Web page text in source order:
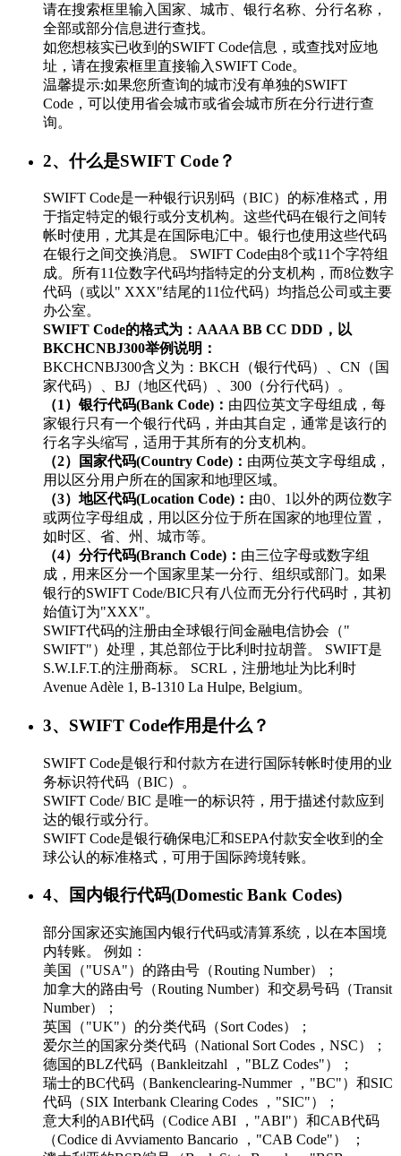
请在搜索框里输入国家、城市、银行名称、分行名称，
全部或部分信息进行查找。
如您想核实已收到的SWIFT Code信息，或查找对应地
址，请在搜索框里直接输入SWIFT Code。
温馨提示:如果您所查询的城市没有单独的SWIFT
Code，可以使用省会城市或省会城市所在分行进行查
询。
2、什么是SWIFT Code？
SWIFT Code是一种银行识别码（BIC）的标准格式，用
于指定特定的银行或分支机构。这些代码在银行之间转
帐时使用，尤其是在国际电汇中。银行也使用这些代码
在银行之间交换消息。 SWIFT Code由8个或11个字符组
成。所有11位数字代码均指特定的分支机构，而8位数字
代码（或以" XXX"结尾的11位代码）均指总公司或主要
办公室。
SWIFT Code的格式为：AAAA BB CC DDD，以
BKCHCNBJ300举例说明：
BKCHCNBJ300含义为：BKCH（银行代码）、CN（国
家代码）、BJ（地区代码）、300（分行代码）。
（1）银行代码(Bank Code)： 由四位英文字母组成，每
家银行只有一个银行代码，并由其自定，通常是该行的
行名字头缩写，适用于其所有的分支机构。
（2）国家代码(Country Code)： 由两位英文字母组成，
用以区分用户所在的国家和地理区域。
（3）地区代码(Location Code)： 由0、1以外的两位数字
或两位字母组成，用以区分位于所在国家的地理位置，
如时区、省、州、城市等。
（4）分行代码(Branch Code)： 由三位字母或数字组
成，用来区分一个国家里某一分行、组织或部门。如果
银行的SWIFT Code/BIC只有八位而无分行代码时，其初
始值订为"XXX"。
SWIFT代码的注册由全球银行间金融电信协会（"
SWIFT"）处理，其总部位于比利时拉胡普。 SWIFT是
S.W.I.F.T.的注册商标。 SCRL，注册地址为比利时
Avenue Adèle 1, B-1310 La Hulpe, Belgium。
3、SWIFT Code作用是什么？
SWIFT Code是银行和付款方在进行国际转帐时使用的业
务标识符代码（BIC）。
SWIFT Code/ BIC 是唯一的标识符，用于描述付款应到
达的银行或分行。
SWIFT Code是银行确保电汇和SEPA付款安全收到的全
球公认的标准格式，可用于国际跨境转账。
4、国内银行代码(Domestic Bank Codes)
部分国家还实施国内银行代码或清算系统，以在本国境
内转账。 例如：
美国（"USA"）的路由号（Routing Number）；
加拿大的路由号（Routing Number）和交易号码（Transit
Number）；
英国（"UK"）的分类代码（Sort Codes）；
爱尔兰的国家分类代码（National Sort Codes，NSC）；
德国的BLZ代码（Bankleitzahl ，"BLZ Codes"）；
瑞士的BC代码（Bankenclearing-Nummer ，"BC"）和SIC
代码（SIX Interbank Clearing Codes ，"SIC"）；
意大利的ABI代码（Codice ABI ，"ABI"）和CAB代码
（Codice di Avviamento Bancario ，"CAB Code"） ；